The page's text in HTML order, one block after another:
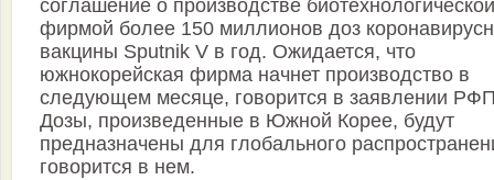
соглашение о производстве биотехнологической
фирмой более 150 миллионов доз
вакцины Sputnik V в год. Ожидается, что
южнокорейская фирма начнет производство в
следующем месяце, говорится в заявлении
Дозы, произведенные в Южной Корее, будут
предназначены для глобального
говорится в нем.